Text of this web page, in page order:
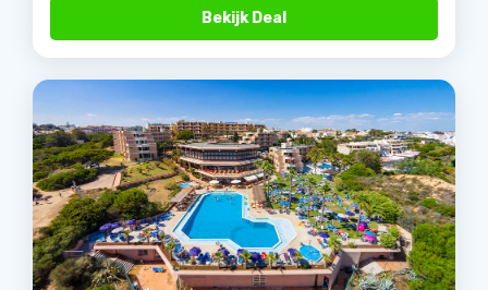
Bekijk Deal